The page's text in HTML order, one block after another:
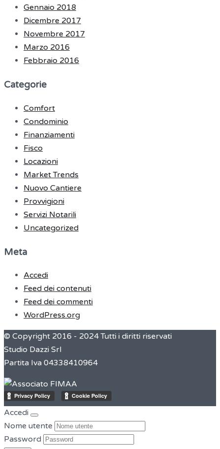
Gennaio 2018
Dicembre 2017
Novembre 2017
Marzo 2016
Febbraio 2016
Categorie
Comfort
Condominio
Finanziamenti
Fisco
Locazioni
Market Trends
Nuovo Cantiere
Provvigioni
Servizi Notarili
Uncategorized
Meta
Accedi
Feed dei contenuti
Feed dei commenti
WordPress.org
© Copyright 2016 - 2024 Tutti i diritti riservati
Studio Dazzi Srl
Partita Iva 04338410964
Accedi
Nome utente
Password